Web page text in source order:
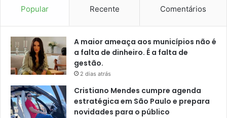
Popular Recente Comentários
A maior ameaça aos municípios não é
a falta de dinheiro. É a falta de
gestão.
2 dias atrás
Cristiano Mendes cumpre agenda
estratégica em São Paulo e prepara
novidades para o público